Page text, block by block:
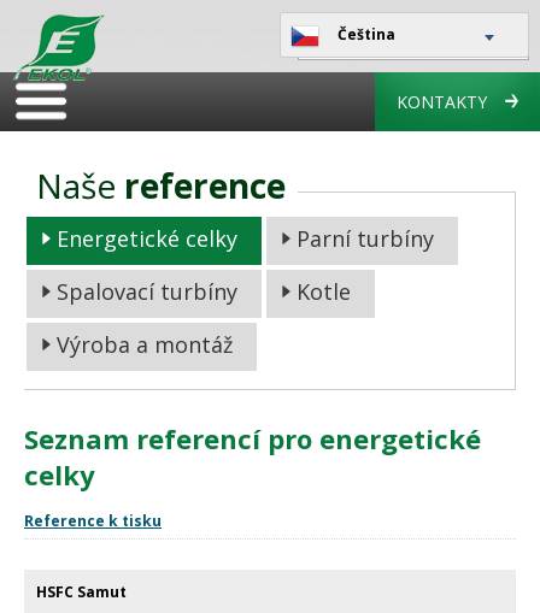
Čeština
KONTAKTY
Naše reference
Energetické celky
Parní turbíny
Spalovací turbíny
Kotle
Výroba a montáž
Seznam referencí pro energetické
celky
Reference k tisku
HSFC Samut